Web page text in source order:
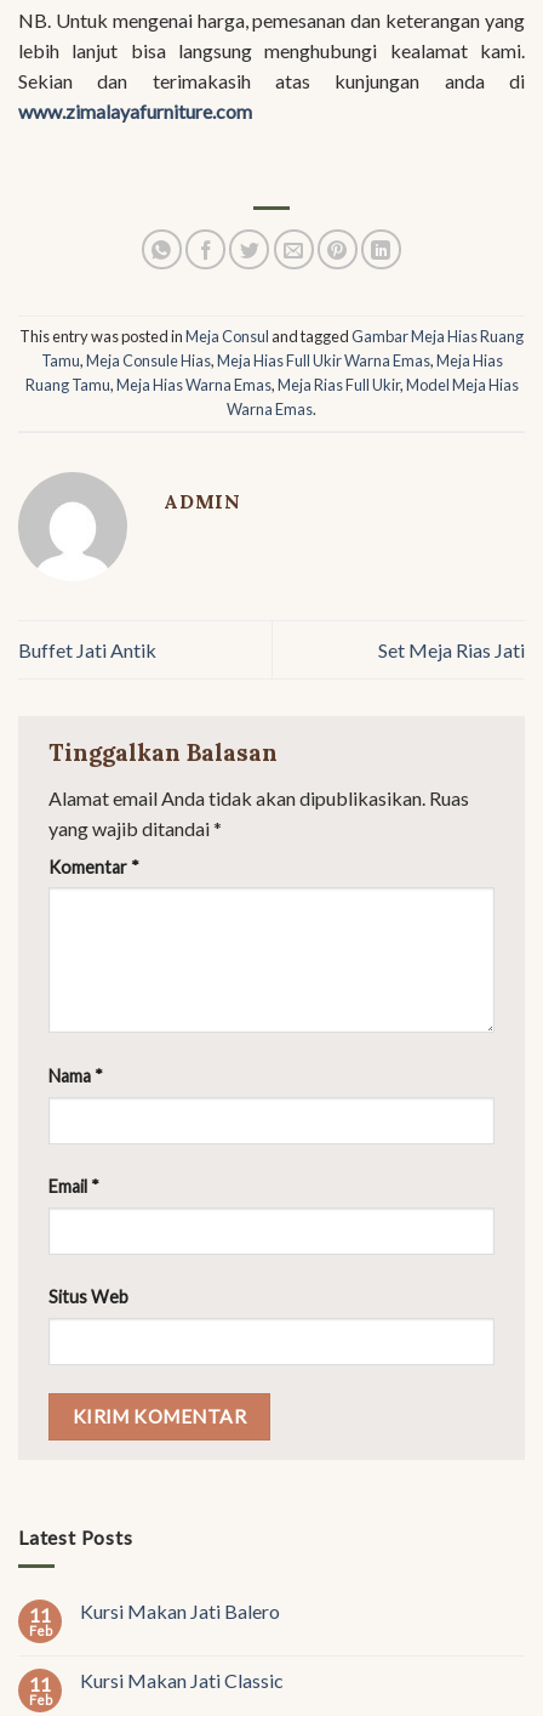
NB. Untuk mengenai harga, pemesanan dan keterangan yang
lebih lanjut bisa langsung menghubungi kealamat kami.
Sekian dan terimakasih atas kunjungan anda di
www.zimalayafurniture.com
This entry was posted inMeja Consul and taggedGambar Meja Hias Ruang
Tamu,Meja Consule Hias,Meja Hias Full Ukir Warna Emas,Meja Hias
Ruang Tamu,Meja Hias Warna Emas,Meja Rias Full Ukir,Model Meja Hias
Warna Emas.
ADMIN
Buffet Jati Antik Set Meja Rias Jati
Tinggalkan Balasan
Alamat email Anda tidak akan dipublikasikan. Ruas
yang wajib ditandai*
Komentar *
Nama *
Email *
Situs Web
Latest Posts
11
Feb
Kursi Makan Jati Balero
11
Feb
Kursi Makan Jati Classic